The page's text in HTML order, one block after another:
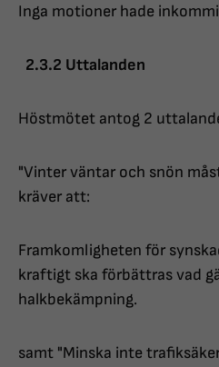
Inga motioner hade
2.3.2 Uttalanden
Höstmötet antog 2
"Vinter väntar och snön
kräver att:
Framkomligheten för
kraftigt ska förbättras vad
halkbekämpning.
samt "Minska inte